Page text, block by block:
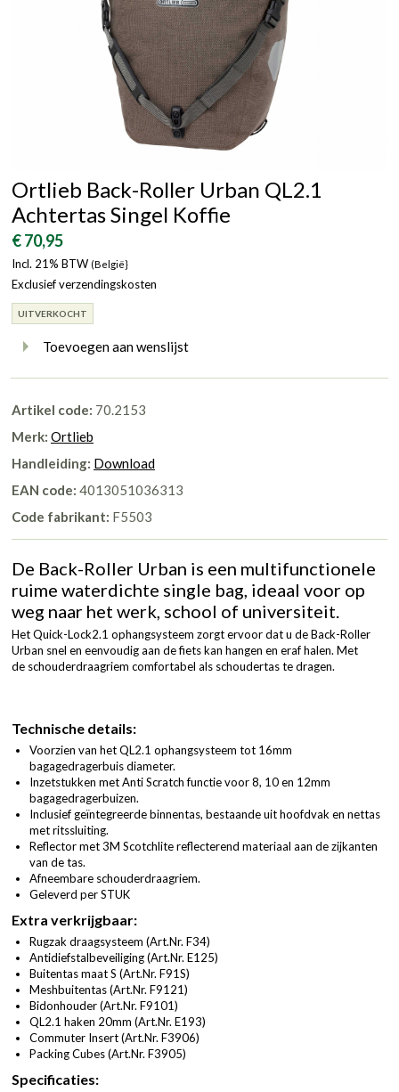
Ortlieb Back-Roller Urban QL2.1
Achtertas Singel Koffie
€ 70,95
Incl. 21% BTW (België}
Exclusief verzendingskosten
UITVERKOCHT
Toevoegen aan wenslijst
Artikel code: 70.2153
Merk: Ortlieb
Handleiding: Download
EAN code: 4013051036313
Code fabrikant: F5503
De Back-Roller Urban is een multifunctionele
ruime waterdichte single bag, ideaal voor op
weg naar het werk, school of universiteit.
Het Quick-Lock2.1 ophangsysteem zorgt ervoor dat u de Back-Roller
Urban snel en eenvoudig aan de fiets kan hangen en eraf halen. Met
de schouderdraagriem comfortabel als schoudertas te dragen.
Technische details:
Voorzien van het QL2.1 ophangsysteem tot 16mm
bagagedragerbuis diameter.
Inzetstukken met Anti Scratch functie voor 8, 10 en 12mm
bagagedragerbuizen.
Inclusief geïntegreerde binnentas, bestaande uit hoofdvak en nettas
met ritssluiting.
Reflector met 3M Scotchlite reflecterend materiaal aan de zijkanten
van de tas.
Afneembare schouderdraagriem.
Geleverd per STUK
Extra verkrijgbaar:
Rugzak draagsysteem (Art.Nr. F34)
Antidiefstalbeveiliging (Art.Nr. E125)
Buitentas maat S (Art.Nr. F91S)
Meshbuitentas (Art.Nr. F9121)
Bidonhouder (Art.Nr. F9101)
QL2.1 haken 20mm (Art.Nr. E193)
Commuter Insert (Art.Nr. F3906)
Packing Cubes (Art.Nr. F3905)
Specificaties: